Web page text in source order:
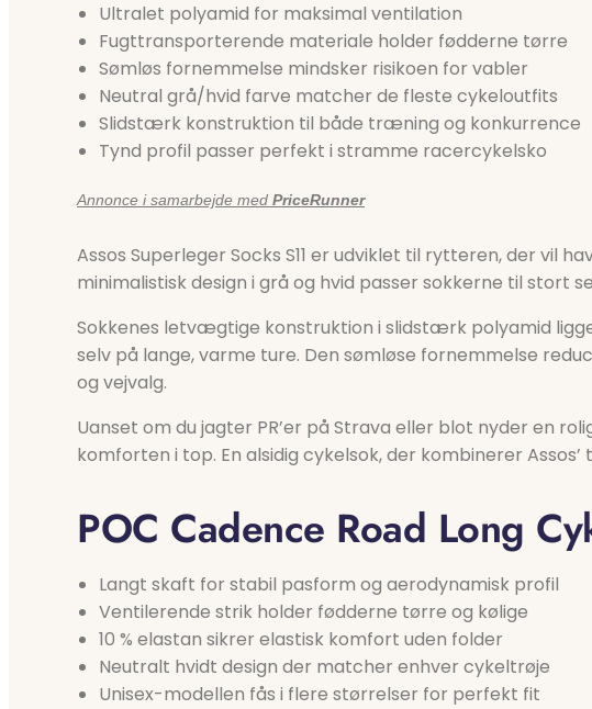
Ultralet polyamid for maksimal ventilation
Fugttransporterende materiale holder fødderne tørre
Sømløs fornemmelse mindsker risikoen for vabler
Neutral grå/hvid farve matcher de fleste cykeloutfits
Slidstærk konstruktion til både træning og konkurrence
Tynd profil passer perfekt i stramme racercykelsko
Annonce i samarbejde med PriceRunner
Assos Superleger Socks S11 er udviklet til rytteren, der vil
minimalistisk design i grå og hvid passer sokkerne til stort
Sokkenes letvægtige konstruktion i slidstærk polyamid
selv på lange, varme ture. Den sømløse fornemmelse
og vejvalg.
Uanset om du jagter PR’er på Strava eller blot nyder en
komforten i top. En alsidig cykelsok, der kombinerer
POC Cadence Road Long
Langt skaft for stabil pasform og aerodynamisk profil
Ventilerende strik holder fødderne tørre og kølige
10 % elastan sikrer elastisk komfort uden folder
Neutralt hvidt design der matcher enhver cykeltrøje
Unisex-modellen fås i flere størrelser for perfekt fit